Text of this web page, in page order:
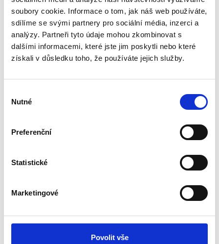
soubory cookie. Informace o tom, jak náš web používáte,
sdílíme se svými partnery pro sociální média, inzerci a
analýzy. Partneři tyto údaje mohou zkombinovat s
dalšími informacemi, které jste jim poskytli nebo které
získali v důsledku toho, že používáte jejich služby.
souhlasu
Nutné
Preferenční
Statistické
Marketingové
Povolit vše
Herunterladen
Bewertungen unserer Kunden
Um eine Bewertung hinzuzufügen, müssen Sie sich